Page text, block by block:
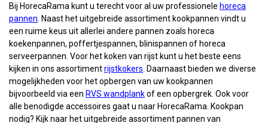
Bij HorecaRama kunt u terecht voor al uw professionele horeca
pannen . Naast het uitgebreide assortiment kookpannen vindt u
een ruime keus uit allerlei andere pannen zoals horeca
koekenpannen, poffertjespannen, blinispannen of horeca
serveerpannen. Voor het koken van rijst kunt u het beste eens
kijken in ons assortimentrijstkokers . Daarnaast bieden we diverse
mogelijkheden voor het opbergen van uw kookpannen
bijvoorbeeld via een RVS wandplankof een opbergrek. Ook voor
alle benodigde accessoires gaat u naar HorecaRama. Kookpan
nodig? Kijk naar het uitgebreide assortiment pannen van